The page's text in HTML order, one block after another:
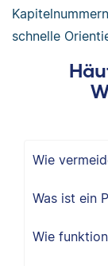
schnelle
Wie
Was ist ein
Wie